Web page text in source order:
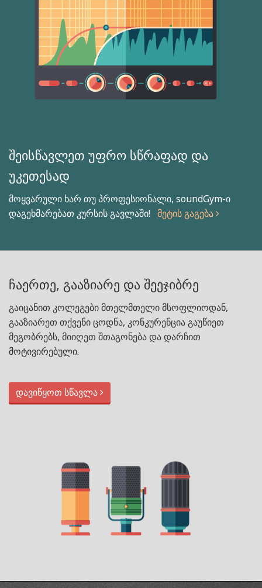
შეისწავლეთ უფრო სწრაფად და
უკეთესად
მოყვარული ხარ თუ პროფესიონალი, soundGym-ი
დაგეხმარებათ კურსის გავლაში! მეტის გაგება
ჩაერთე, გააზიარე და შეეჯიბრე
გაიცანით კოლეგები მთელმთელი მსოფლიოდან,
გააზიარეთ თქვენი ცოდნა, კონკურენცია გაუწიეთ
მეგობრებს, მიიღეთ შთაგონება და დარჩით
მოტივირებული.
დავიწყოთ სწავლა